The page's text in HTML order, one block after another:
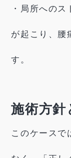
・局所へのス
が起こり、腰
す。
施術方針
このケースで